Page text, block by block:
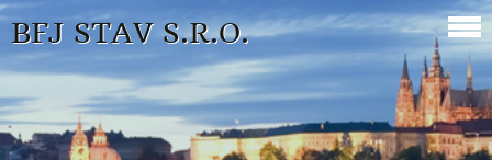
BFJ STAV S.R.O.